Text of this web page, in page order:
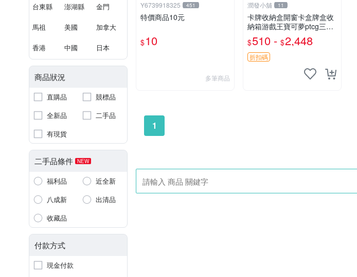
台東縣 澎湖縣 金門
馬祖 美國 加拿大
香港 中國 日本
商品狀況
直購品
競標品
全新品
二手品
有現貨
二手品條件 NEW
福利品
近全新
八成新
出清品
收藏品
付款方式
現金付款
Y6739918325 451
特價商品10元
$10
多筆商品
潤發小舖 11
卡牌收納盒開窗卡盒牌盒收
納箱游戲王寶可夢ptcg三國
殺海賊王dtcg
$510 - $2,448
折扣碼
1